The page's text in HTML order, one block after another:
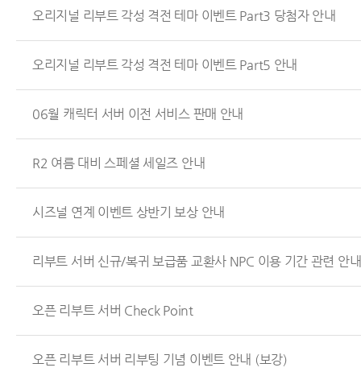
오리지널 리부트 각성 격전 테마 이벤트 Part3 당첨자 안내
오리지널 리부트 각성 격전 테마 이벤트 Part5 안내
06월 캐릭터 서버 이전 서비스 판매 안내
R2 여름 대비 스페셜 세일즈 안내
시즈널 연계 이벤트 상반기 보상 안내
리부트 서버 신규/복귀 보급품 교환사 NPC 이용 기간 관련 안내
오픈 리부트 서버 Check Point
오픈 리부트 서버 리부팅 기념 이벤트 안내 (보강)